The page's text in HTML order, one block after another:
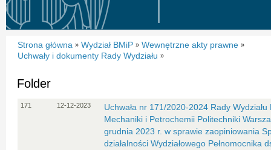
Strona główna » Wydział BMiP » Wewnętrzne akty prawne »
Uchwały i dokumenty Rady Wydziału »
Folder
171 12-12-2023
Uchwała nr 171/2020-2024 Rady
Mechaniki i Petrochemii Politechniki
grudnia 2023 r. w sprawie zaopiniowania
działalności Wydziałowego Pełnomocnika